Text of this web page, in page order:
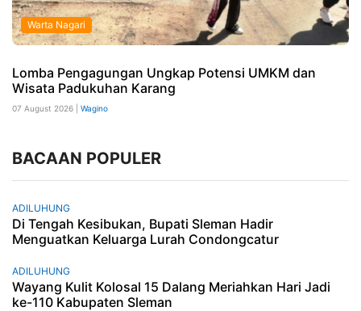
Warta Nagari
Lomba Pengagungan Ungkap Potensi UMKM dan
Wisata Padukuhan Karang
07 August 2026 | Wagino
BACAAN POPULER
ADILUHUNG
Di Tengah Kesibukan, Bupati Sleman Hadir
Menguatkan Keluarga Lurah Condongcatur
ADILUHUNG
Wayang Kulit Kolosal 15 Dalang Meriahkan Hari Jadi
ke-110 Kabupaten Sleman